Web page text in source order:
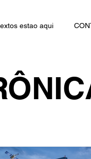
estao aqui